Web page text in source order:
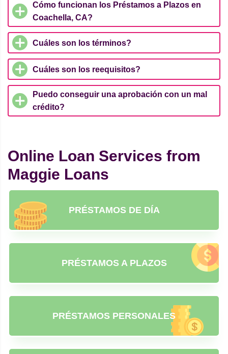
Cómo funcionan los Préstamos a Plazos en
Coachella, CA?
Cuáles son los términos?
Cuáles son los reequisitos?
Puedo conseguir una aprobación con un mal
crédito?
Online Loan Services from
Maggie Loans
PRÉSTAMOS DE DÍA
PRÉSTAMOS A PLAZOS
PRÉSTAMOS PERSONALES